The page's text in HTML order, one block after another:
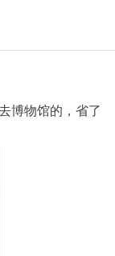
博物馆的，省了